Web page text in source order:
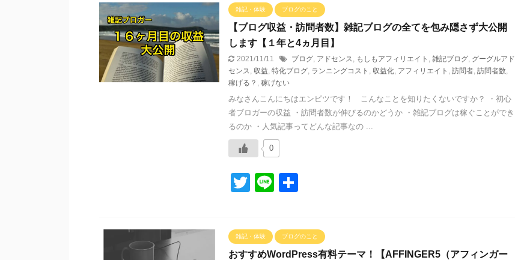
er
雑記・体験 ブログのこと
【ブログ収益・訪問者数】雑記ブログの全てを包み隠さず大公開
します【１年と4ヵ月目】
2021/11/11 ブログ, アドセンス, もしもアフィリエイト , 雑記ブログ, グーグルアド
センス, 収益, 特化ブログ, ランニングコスト , 収益化, アフィリエイト , 訪問者, 訪問者数,
稼げる？ , 稼げない
みなさんこんにちはエンピツです！ こんなことを知りたくないですか？ ・初心
者ブロガーの収益 ・訪問者数が伸びるのかどうか ・雑記ブログは稼ぐことができ
るのか ・人気記事ってどんな記事なの ...
0
T
er
Li
雑記・体験 ブログのこと
おすすめWordPress有料テーマ！【AFFINGER5（アフィンガー